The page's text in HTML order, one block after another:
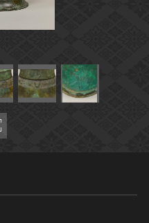
今月のみどころ
お知らせ一覧
このサイトについて
関連サイトリンク
サイトマップ
サイトのご意見はこちら